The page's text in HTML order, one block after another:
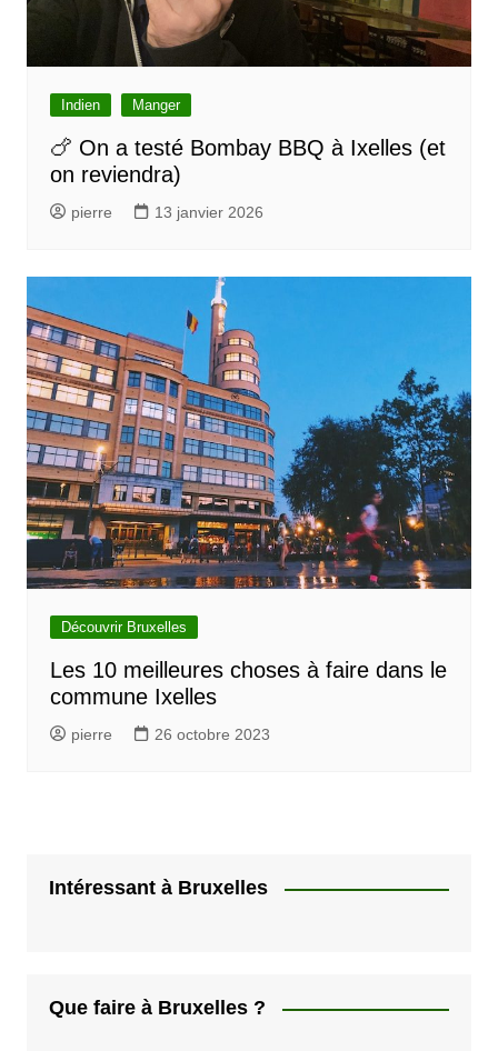
Indien Manger
🍗 On a testé Bombay BBQ à Ixelles (et
on reviendra)
pierre 13 janvier 2026
Découvrir Bruxelles
Les 10 meilleures choses à faire dans le
commune Ixelles
pierre 26 octobre 2023
Intéressant à Bruxelles
Que faire à Bruxelles ?